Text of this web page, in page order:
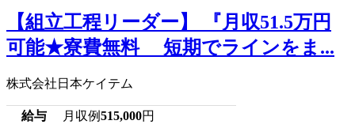
【組立工程リーダー】 『月収51.5万円
可能★寮費無料 短期でラインをま...
株式会社日本ケイテム
給与 月収例515,000円